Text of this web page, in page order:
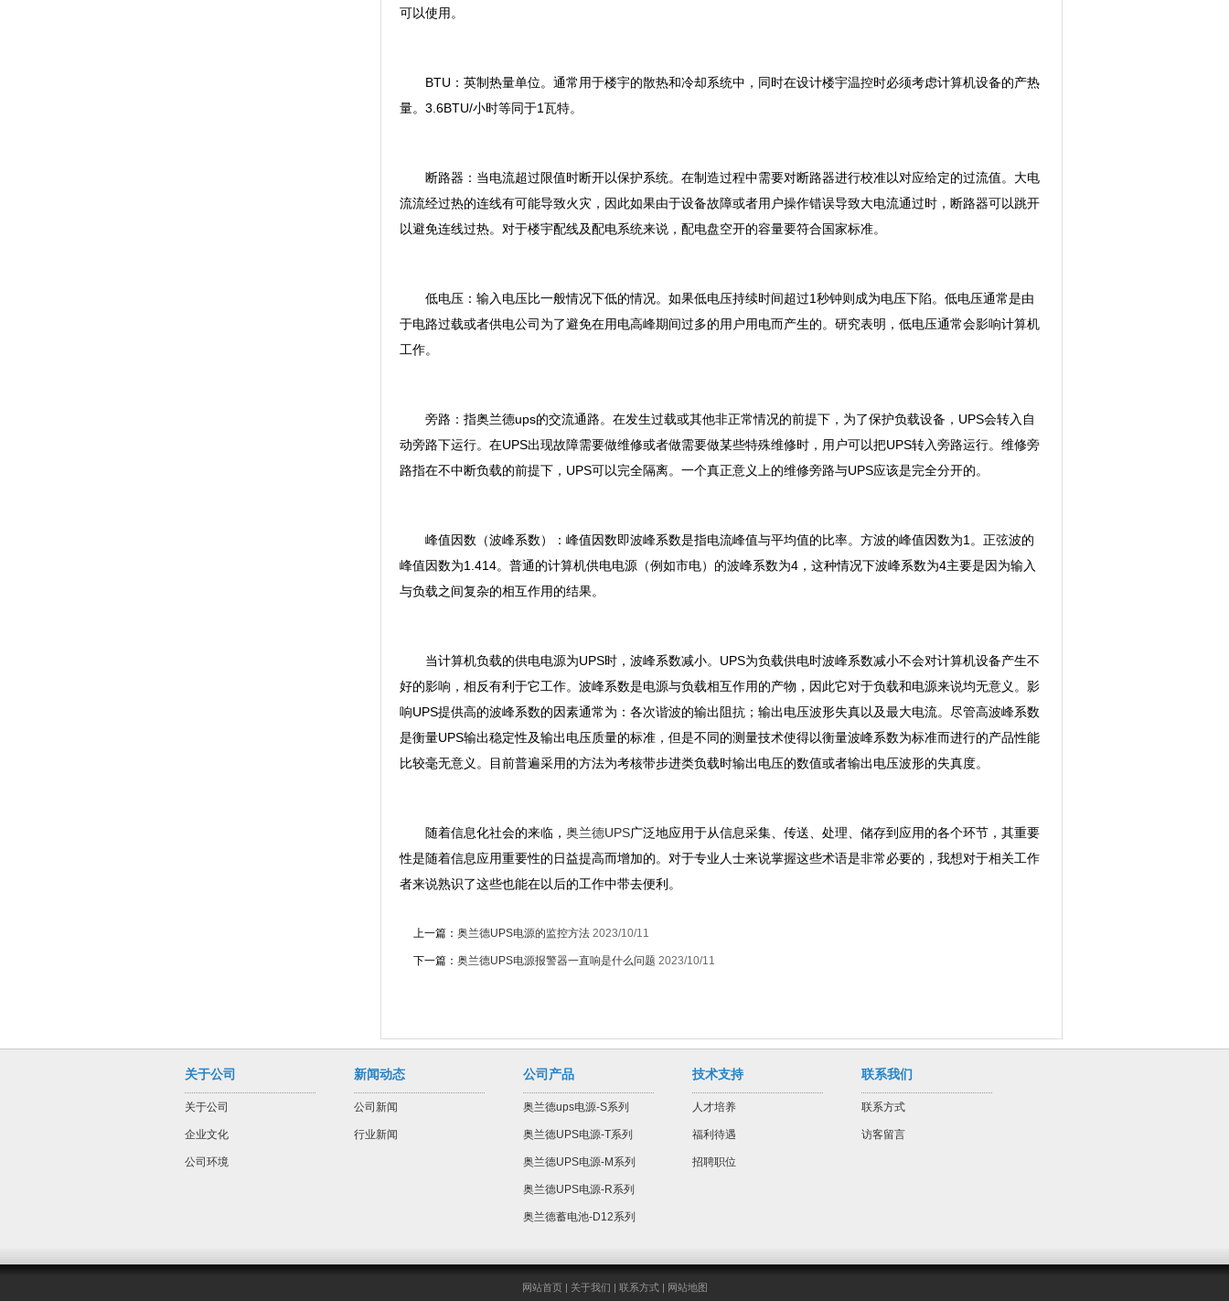
可以使用。
BTU：英制热量单位。通常用于楼宇的散热和冷却系统中，同时在设计楼宇温控时必须考虑计算机设备的产热
量。3.6BTU/小时等同于1瓦特。
断路器：当电流超过限值时断开以保护系统。在制造过程中需要对断路器进行校准以对应给定的过流值。大电
流流经过热的连线有可能导致火灾，因此如果由于设备故障或者用户操作错误导致大电流通过时，断路器可以跳开
以避免连线过热。对于楼宇配线及配电系统来说，配电盘空开的容量要符合国家标准。
低电压：输入电压比一般情况下低的情况。如果低电压持续时间超过1秒钟则成为电压下陷。低电压通常是由
于电路过载或者供电公司为了避免在用电高峰期间过多的用户用电而产生的。研究表明，低电压通常会影响计算机
工作。
旁路：指奥兰德ups的交流通路。在发生过载或其他非正常情况的前提下，为了保护负载设备，UPS会转入自
动旁路下运行。在UPS出现故障需要做维修或者做需要做某些特殊维修时，用户可以把UPS转入旁路运行。维修旁
路指在不中断负载的前提下，UPS可以完全隔离。一个真正意义上的维修旁路与UPS应该是完全分开的。
峰值因数（波峰系数）：峰值因数即波峰系数是指电流峰值与平均值的比率。方波的峰值因数为1。正弦波的
峰值因数为1.414。普通的计算机供电电源（例如市电）的波峰系数为4，这种情况下波峰系数为4主要是因为输入
与负载之间复杂的相互作用的结果。
当计算机负载的供电电源为UPS时，波峰系数减小。UPS为负载供电时波峰系数减小不会对计算机设备产生不
好的影响，相反有利于它工作。波峰系数是电源与负载相互作用的产物，因此它对于负载和电源来说均无意义。影
响UPS提供高的波峰系数的因素通常为：各次谐波的输出阻抗；输出电压波形失真以及最大电流。尽管高波峰系数
是衡量UPS输出稳定性及输出电压质量的标准，但是不同的测量技术使得以衡量波峰系数为标准而进行的产品性能
比较毫无意义。目前普遍采用的方法为考核带步进类负载时输出电压的数值或者输出电压波形的失真度。
随着信息化社会的来临， 奥兰德UPS广泛地应用于从信息采集、传送、处理、储存到应用的各个环节，其重要
性是随着信息应用重要性的日益提高而增加的。对于专业人士来说掌握这些术语是非常必要的，我想对于相关工作
者来说熟识了这些也能在以后的工作中带去便利。
上一篇： 奥兰德UPS电源的监控方法 2023/10/11
下一篇： 奥兰德UPS电源报警器一直响是什么问题 2023/10/11
关于公司
关于公司
企业文化
公司环境
新闻动态
公司新闻
行业新闻
公司产品
奥兰德ups电源-S系列
奥兰德UPS电源-T系列
奥兰德UPS电源-M系列
奥兰德UPS电源-R系列
奥兰德蓄电池-D12系列
技术支持
人才培养
福利待遇
招聘职位
联系我们
联系方式
访客留言
网站首页 | 关于我们 | 联系方式| 网站地图